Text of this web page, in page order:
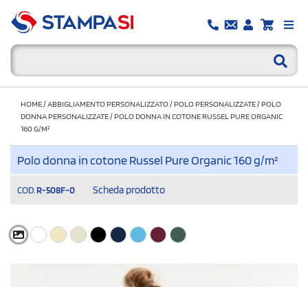
HOME/ABBIGLIAMENTO PERSONALIZZATO/POLO PERSONALIZZATE/POLO
DONNA PERSONALIZZATE/POLO DONNA IN COTONE RUSSEL PURE ORGANIC
160 G/M²
Polo donna in cotone Russel Pure Organic 160 g/m²
COD. R-508F-0 Scheda prodotto